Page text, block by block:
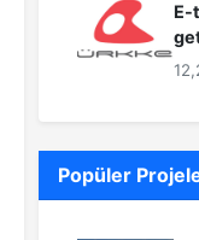
E-
Popüler